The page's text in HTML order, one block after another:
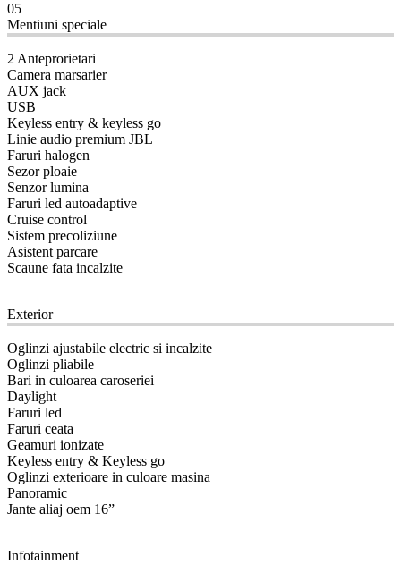
05
Mentiuni speciale
2 Anteprorietari
Camera marsarier
AUX jack
USB
Keyless entry & keyless go
Linie audio premium JBL
Faruri halogen
Sezor ploaie
Senzor lumina
Faruri led autoadaptive
Cruise control
Sistem precoliziune
Asistent parcare
Scaune fata incalzite
Exterior
Oglinzi ajustabile electric si incalzite
Oglinzi pliabile
Bari in culoarea caroseriei
Daylight
Faruri led
Faruri ceata
Geamuri ionizate
Keyless entry & Keyless go
Oglinzi exterioare in culoare masina
Panoramic
Jante aliaj oem 16”
Infotainment